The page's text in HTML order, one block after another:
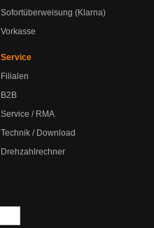
Sofortüberweisung (Klarna)
Vorkasse
Service
Filialen
B2B
Service / RMA
Technik / Download
Drehzahlrechner